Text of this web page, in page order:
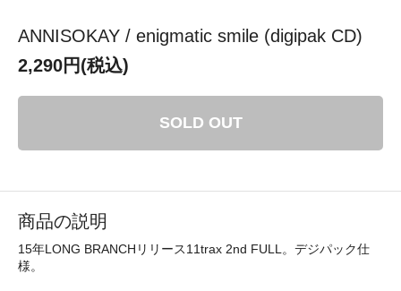
ANNISOKAY / enigmatic smile (digipak CD)
2,290円(税込)
SOLD OUT
商品の説明
15年LONG BRANCHリリース11trax 2nd FULL。デジパック仕
様。